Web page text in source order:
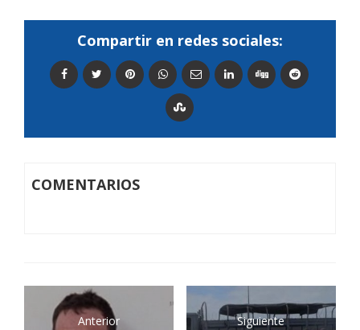
Compartir en redes sociales:
COMENTARIOS
Anterior Siguiente